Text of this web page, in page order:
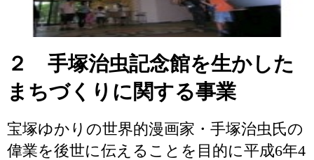
２ 手塚治虫記念館を生かした
まちづくりに関する事業
宝塚ゆかりの世界的漫画家・手塚治虫氏の
偉業を後世に伝えることを目的に平成6年4